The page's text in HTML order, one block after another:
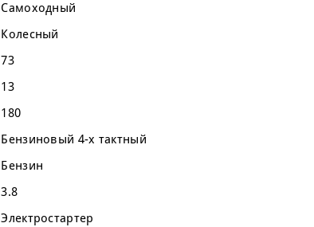
Самоходный
Колесный
73
13
180
Бензиновый 4-х тактный
Бензин
3.8
Электростартер